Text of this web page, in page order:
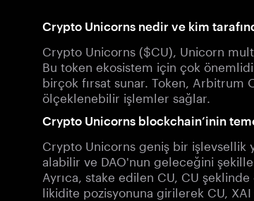
Crypto Unicorns nedir ve kim
Crypto Unicorns ($CU), Unicorn
Bu token ekosistem için çok
birçok fırsat sunar. Token, Arbitrum
ölçeklenebilir işlemler sağlar.
Crypto Unicorns blockchain’inin
Crypto Unicorns geniş bir işlevsellik
alabilir ve DAO'nun geleceğini
Ayrıca, stake edilen CU, CU
likidite pozisyonuna girilerek CU,